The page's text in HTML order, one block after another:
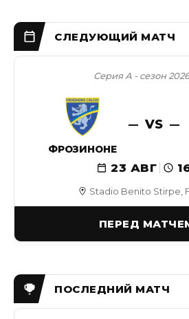
Stadio Benito Stirpe,
Серия А - сезон
ФРОЗИНОНЕ
VS
23 АВГ
ПЕРЕД